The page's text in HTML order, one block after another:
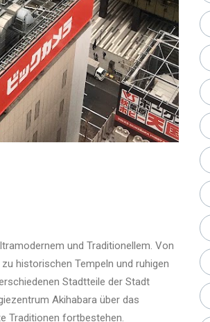
und Traditionellem. Von
historischen Tempeln und ruhigen
Stadtteile der Stadt
Akihabara über das
Traditionen fortbestehen.